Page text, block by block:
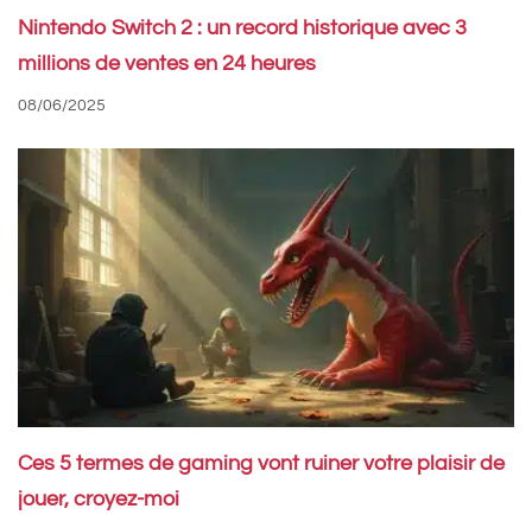
Nintendo Switch 2 : un record historique avec 3
millions de ventes en 24 heures
08/06/2025
Ces 5 termes de gaming vont ruiner votre plaisir de
jouer, croyez-moi